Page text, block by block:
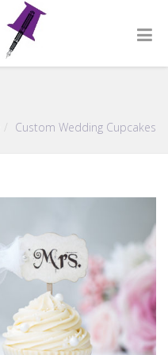
Custom Wedding Cupcakes